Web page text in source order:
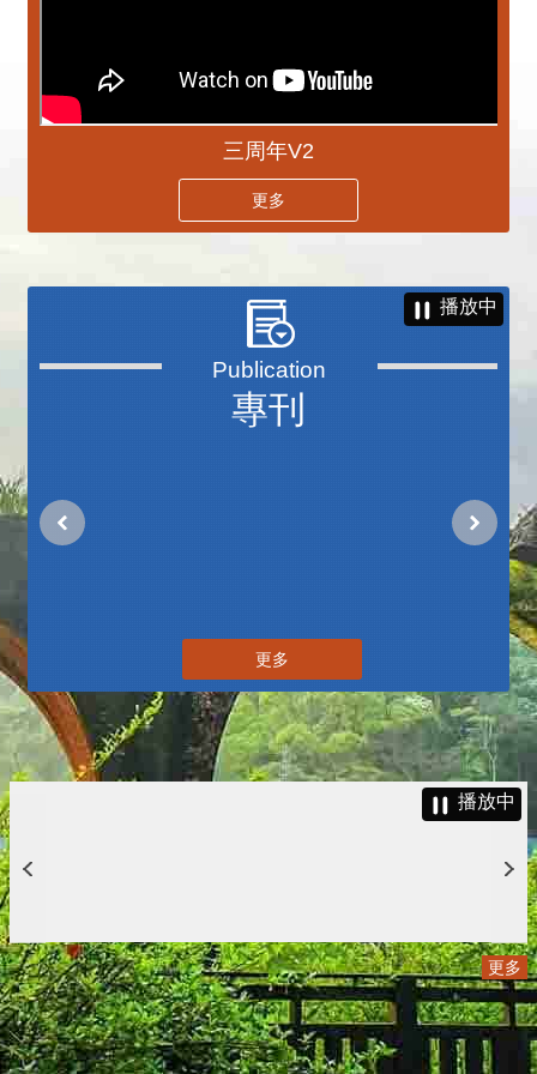
三周年V2
更多
專刊
播放中
更多
播放中
更多